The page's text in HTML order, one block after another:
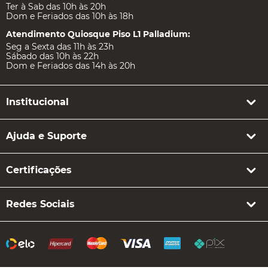
Ter à Sab das 10h às 20h
Dom e Feriados das 10h às 18h
Atendimento Quiosque Piso L1 Palladium:
Seg a Sexta das 11h às 23h
Sábado das 10h às 22h
Dom e Feriados das 14h às 20h
Institucional
Ajuda e Suporte
Certificações
Redes Sociais